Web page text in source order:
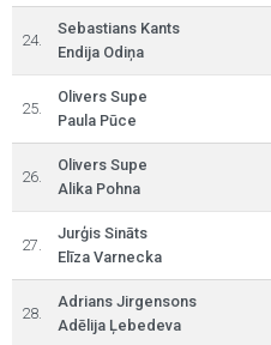
24.
Sebastians Kants
Endija Odiņa
25.
Olivers Supe
Paula Pūce
26.
Olivers Supe
Alika Pohna
27.
Jurģis Sināts
Elīza Varnecka
28.
Adrians Jirgensons
Adēlija Ļebedeva